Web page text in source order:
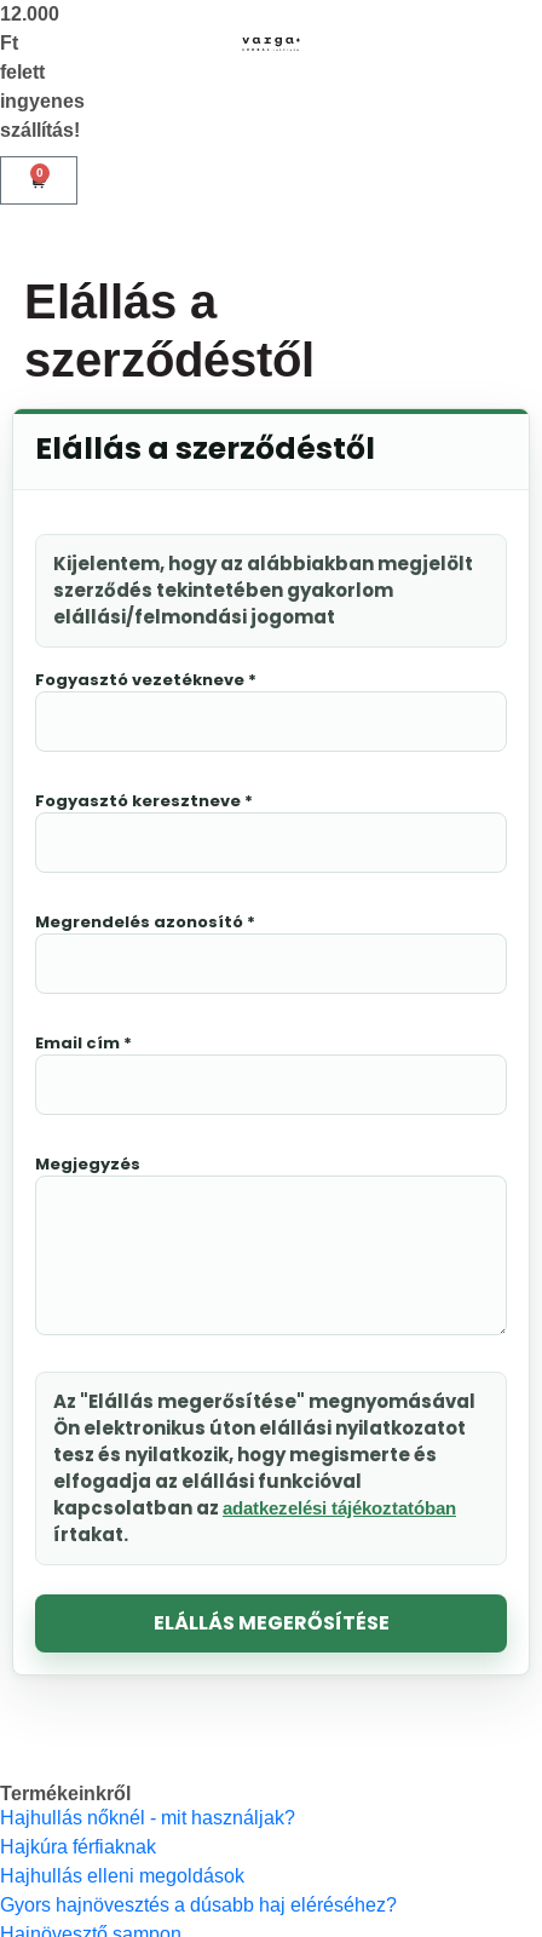
12.000
Ft
felett
ingyenes
szállítás!
0
Elállás a
szerződéstől
Elállás a szerződéstől
Kijelentem, hogy az alábbiakban megjelölt
szerződés tekintetében gyakorlom
elállási/felmondási jogomat
Fogyasztó vezetékneve *
Fogyasztó keresztneve *
Megrendelés azonosító *
Email cím *
Megjegyzés
Az "Elállás megerősítése" megnyomásával
Ön elektronikus úton elállási nyilatkozatot
tesz és nyilatkozik, hogy megismerte és
elfogadja az elállási funkcióval
kapcsolatban az adatkezelési tájékoztatóban
írtakat.
ELÁLLÁS MEGERŐSÍTÉSE
Termékeinkről
Hajhullás nőknél - mit használjak?
Hajkúra férfiaknak
Hajhullás elleni megoldások
Gyors hajnövesztés a dúsabb haj eléréséhez?